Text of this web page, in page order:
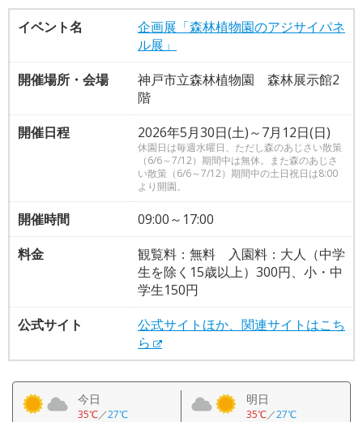
イベント名
企画展「森林植物園のアジサイパネ
ル展」
開催場所・会場
神戸市立森林植物園 森林展示館2
階
開催日程
2026年5月30日(土)～7月12日(日)
休園日は毎週水曜日、ただし森のあじさい散策
（6/6～7/12）期間中は無休。また森のあじさ
い散策（6/6～7/12）期間中の土日祝日は8:00
より開園。
開催時間
09:00～17:00
料金
観覧料：無料 入園料：大人（中学
生を除く15歳以上）300円、小・中
学生150円
公式サイト
公式サイトほか、関連サイトはこち
ら
今日
35℃／27℃
明日
35℃／27℃